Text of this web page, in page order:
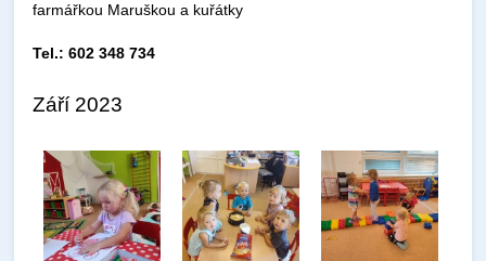
farmářkou Maruškou a kuřátky
Tel.: 602 348 734
Září 2023